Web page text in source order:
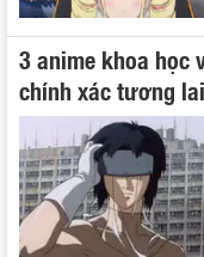
3 anime khoa học
chính xác tương lai